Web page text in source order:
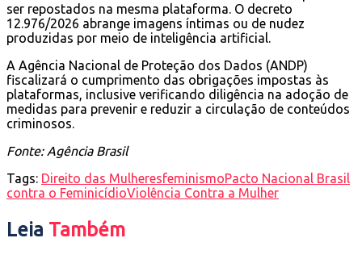
ser repostados na mesma plataforma. O decreto
12.976/2026 abrange imagens íntimas ou de nudez
produzidas por meio de inteligência artificial.
A Agência Nacional de Proteção dos Dados (ANDP)
fiscalizará o cumprimento das obrigações impostas às
plataformas, inclusive verificando diligência na adoção de
medidas para prevenir e reduzir a circulação de conteúdos
criminosos.
Fonte: Agência Brasil
Tags: Direito das MulheresfeminismoPacto Nacional Brasil
contra o FeminicídioViolência Contra a Mulher
Leia Também